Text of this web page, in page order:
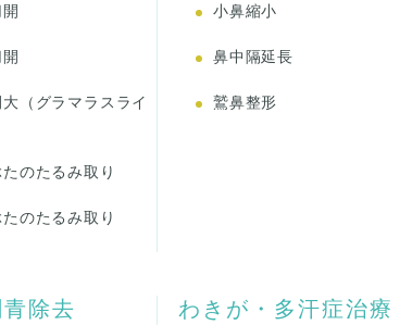
（グラマラスライ
のたるみ取り
のたるみ取り
小鼻縮小
鼻中隔延長
鷲鼻整形
青除去 わきが・多汗症治療